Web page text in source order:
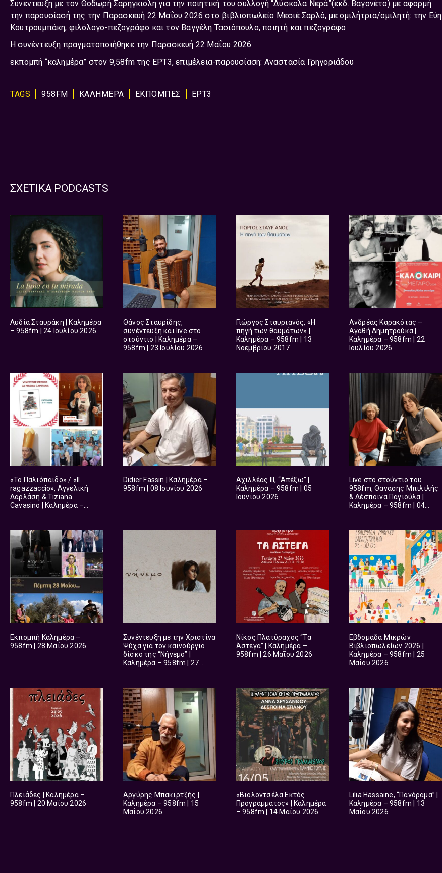
Συνεντευξη με τον Θοδωρή Σαρηγκιόλη για την ποιητική του συλλογή “Δύσκολα Νερά”(εκδ. Βαγονέτο) με αφορμή
την παρουσίασή της την Παρασκευή 22 Μαΐου 2026 στο βιβλιοπωλείο Μεσιέ Σαρλό, με ομιλήτρια/ομιλητή: την Εύη
Κουτρουμπάκη, φιλόλογο-πεζογράφο και τον Βαγγέλη Τασιόπουλο, ποιητή και πεζογράφο
Η συνέντευξη πραγματοποιήθηκε την Παρασκευή 22 Μαΐου 2026
εκπομπή “καλημέρα” στον 9,58fm της ΕΡΤ3, επιμέλεια-παρουσίαση: Αναστασία Γρηγοριάδου
TAGS 958FM ΚΑΛΗΜΕΡΑ ΕΚΠΟΜΠΈΣ ΕΡΤ3
ΣΧΕΤΙΚΑ PODCASTS
Λυδία Σταυράκη | Καλημέρα
– 958fm | 24 Ιουλίου 2026
Θάνος Σταυρίδης,
συνέντευξη και live στο
στούντιο | Καλημέρα –
958fm | 23 Ιουλίου 2026
Γιώργος Σταυριανός, «Η
πηγή των θαυμάτων» |
Καλημέρα – 958fm | 13
Νοεμβρίου 2017
Ανδρέας Καρακότας –
Αγαθή Δημητρούκα |
Καλημέρα – 958fm | 22
Ιουλίου 2026
«Το Παλιόπαιδο» / «Il
ragazzaccio», Αγγελική
Δαρλάση & Tiziana
Cavasino | Καλημέρα –
Didier Fassin | Καλημέρα –
958fm | 08 Ιουνίου 2026
Αχιλλέας ΙΙΙ, “Απέξω” |
Καλημέρα – 958fm | 05
Ιουνίου 2026
Live στο στούντιο του
958fm, Θανάσης Μπιλιλής
& Δέσποινα Παγιούλα |
Καλημέρα – 958fm | 04
Εκπομπή Καλημέρα –
958fm | 28 Μαΐου 2026
Συνέντευξη με την Χριστίνα
Ψύχα για τον καινούργιο
δίσκο της “Νήνεμο” |
Καλημέρα – 958fm | 27
Νίκος Πλατύραχος “Τα
Άστεγα” | Καλημέρα –
958fm | 26 Μαΐου 2026
Εβδομάδα Μικρών
Βιβλιοπωλείων 2026 |
Καλημέρα – 958fm | 25
Μαΐου 2026
Πλειάδες | Καλημέρα –
958fm | 20 Μαΐου 2026
Αργύρης Μπακιρτζής |
Καλημέρα – 958fm | 15
Μαΐου 2026
«Βιολοντσέλα Εκτός
Προγράμματος» | Καλημέρα
– 958fm | 14 Μαΐου 2026
Lilia Hassaine, “Πανόραμα” |
Καλημέρα – 958fm | 13
Μαΐου 2026